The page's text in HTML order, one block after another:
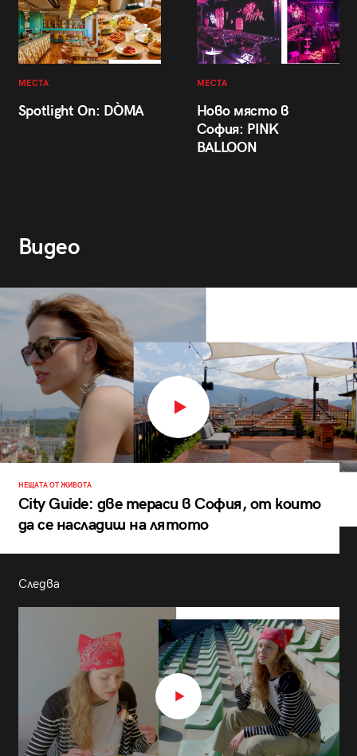
МЕСТА
Spotlight On: DÒMA
МЕСТА
Ново място в
София: PINK
BALLOON
Видео
НЕЩАТА ОТ ЖИВОТА
City Guide: две тераси в София, от които
да се насладиш на лятото
Следва